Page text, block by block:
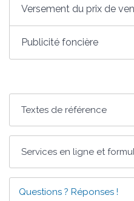
Versement du prix de
Publicité foncière
Textes de référence
Services en ligne et
Questions ? Réponses !